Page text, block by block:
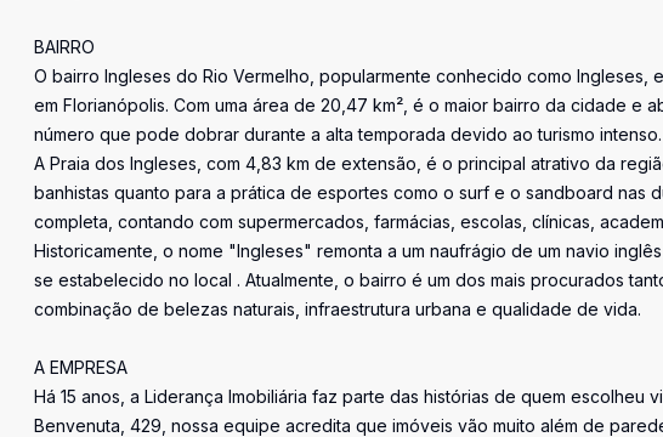
BAIRRO
O bairro Ingleses do Rio Vermelho, popularmente conhecido como Ingleses,
em Florianópolis. Com uma área de 20,47 km², é o maior bairro da cidade e
número que pode dobrar durante a alta temporada devido ao turismo intenso.
A Praia dos Ingleses, com 4,83 km de extensão, é o principal atrativo da
banhistas quanto para a prática de esportes como o surf e o sandboard nas
completa, contando com supermercados, farmácias, escolas, clínicas,
Historicamente, o nome "Ingleses" remonta a um naufrágio de um navio
se estabelecido no local . Atualmente, o bairro é um dos mais procurados
combinação de belezas naturais, infraestrutura urbana e qualidade de vida.
A EMPRESA
Há 15 anos, a Liderança Imobiliária faz parte das histórias de quem escolheu
Benvenuta, 429, nossa equipe acredita que imóveis vão muito além de